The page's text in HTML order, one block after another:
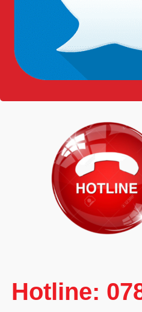
không sử dụng
Làm sạch nón thường
Bảo quản nón ở nơi khô
Thông
Hotline: